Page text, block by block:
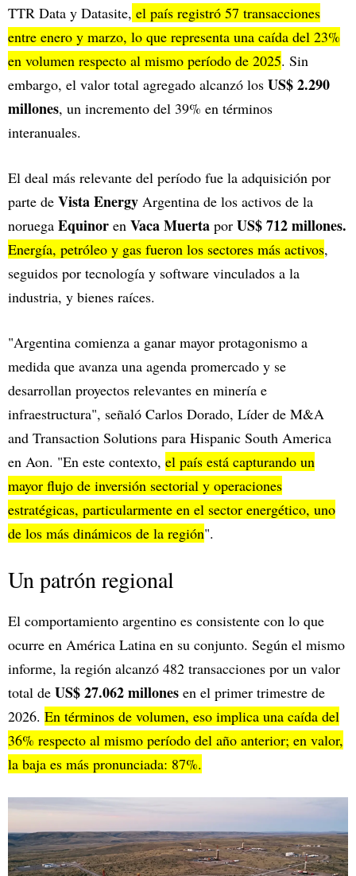
TTR Data y Datasite, el país registró 57 transacciones
entre enero y marzo, lo que representa una caída del 23%
en volumen respecto al mismo período de 2025. Sin
embargo, el valor total agregado alcanzó los US$ 2.290
millones, un incremento del 39% en términos
interanuales.
El deal más relevante del período fue la adquisición por
parte de Vista Energy Argentina de los activos de la
noruega Equinor en Vaca Muerta por US$ 712 millones.
Energía, petróleo y gas fueron los sectores más activos,
seguidos por tecnología y software vinculados a la
industria, y bienes raíces.
"Argentina comienza a ganar mayor protagonismo a
medida que avanza una agenda promercado y se
desarrollan proyectos relevantes en minería e
infraestructura", señaló Carlos Dorado, Líder de M&A
and Transaction Solutions para Hispanic South America
en Aon. "En este contexto, el país está capturando un
mayor flujo de inversión sectorial y operaciones
estratégicas, particularmente en el sector energético, uno
de los más dinámicos de la región".
Un patrón regional
El comportamiento argentino es consistente con lo que
ocurre en América Latina en su conjunto. Según el mismo
informe, la región alcanzó 482 transacciones por un valor
total de US$ 27.062 millones en el primer trimestre de
2026. En términos de volumen, eso implica una caída del
36% respecto al mismo período del año anterior; en valor,
la baja es más pronunciada: 87%.